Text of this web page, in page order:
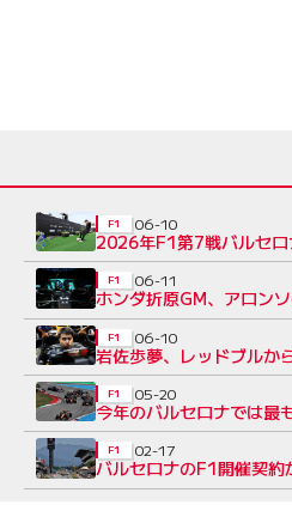
2026年F1第7戦バルセ
F1 06-10
ホンダ折原GM、アロン
F1 06-11
岩佐歩夢、レッドブルか
F1 06-10
今年のバルセロナでは最
F1 05-20
バルセロナのF1開催契
F1 02-17